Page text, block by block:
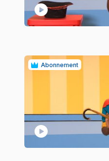
play_circle
Abonnement
play_circle